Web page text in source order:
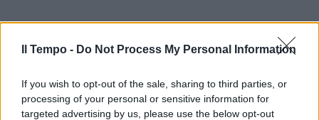
Il Tempo - Do Not Process My Personal Information
If you wish to opt-out of the sale, sharing to third parties, or
processing of your personal or sensitive information for
targeted advertising by us, please use the below opt-out